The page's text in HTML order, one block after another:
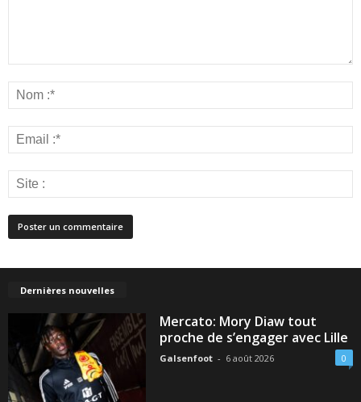
Dernières nouvelles
Mercato: Mory Diaw tout
proche de s’engager avec Lille
Galsenfoot - 6 août 2026 0